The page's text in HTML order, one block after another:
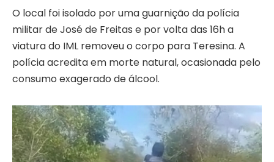
O local foi isolado por uma guarnição da polícia
militar de José de Freitas e por volta das 16h a
viatura do IML removeu o corpo para Teresina. A
polícia acredita em morte natural, ocasionada pelo
consumo exagerado de álcool.